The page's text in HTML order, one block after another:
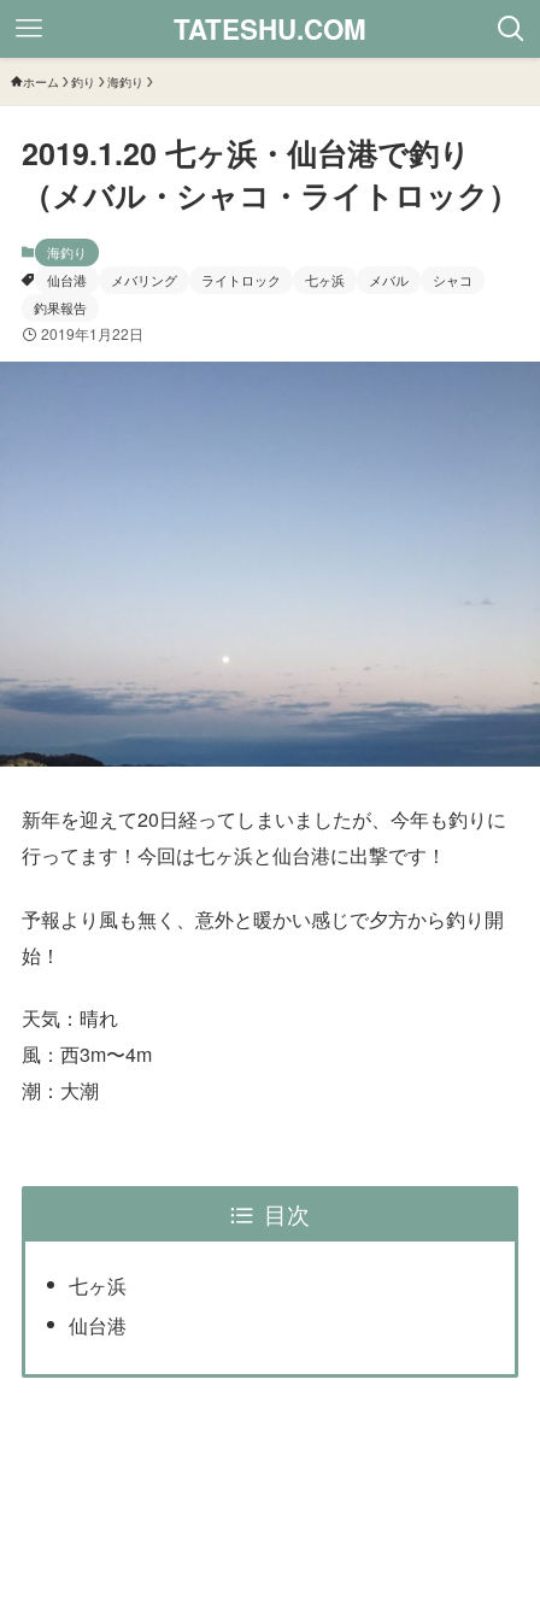
TATESHU.COM
ホーム 釣り 海釣り
2019.1.20 七ヶ浜・仙台港で釣り
（メバル・シャコ・ライトロック）
海釣り
仙台港
メバリング ライトロック 七ヶ浜 メバル
シャコ
釣果報告
2019年1月22日
新年を迎えて20日経ってしまいましたが、今年も釣りに
行ってます！今回は七ヶ浜と仙台港に出撃です！
予報より風も無く、意外と暖かい感じで夕方から釣り開
始！
天気：晴れ
風：西3m〜4m
潮：大潮
目次
七ヶ浜
仙台港